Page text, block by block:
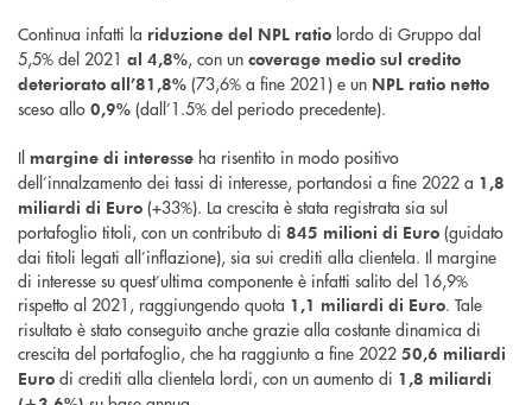
Continua infatti la riduzione del NPL ratio lordo di Gruppo dal
5,5% del 2021 al 4,8%, con un coverage medio sul credito
deteriorato all’81,8% (73,6% a fine 2021) e un NPL ratio netto
sceso allo 0,9% (dall’1.5% del periodo precedente).
Il margine di interesse ha risentito in modo positivo
dell’innalzamento dei tassi di interesse, portandosi a fine 2022 a 1,8
miliardi di Euro (+33%). La crescita è stata registrata sia sul
portafoglio titoli, con un contributo di 845 milioni di Euro (guidato
dai titoli legati all’inflazione), sia sui crediti alla clientela. Il margine
di interesse su quest’ultima componente è infatti salito del 16,9%
rispetto al 2021, raggiungendo quota 1,1 miliardi di Euro. Tale
risultato è stato conseguito anche grazie alla costante dinamica di
crescita del portafoglio, che ha raggiunto a fine 2022 50,6 miliardi
Euro di crediti alla clientela lordi, con un aumento di 1,8 miliardi